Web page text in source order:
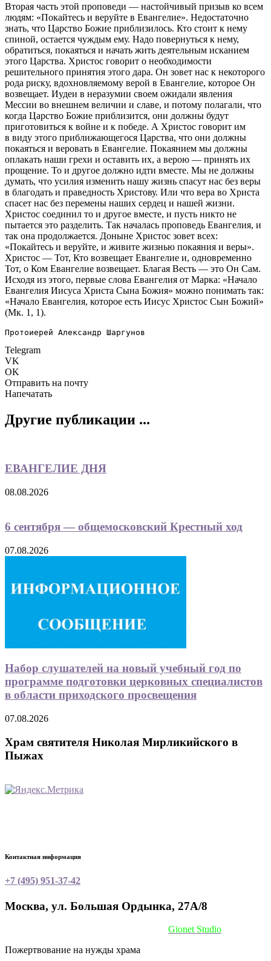
Вторая часть этой проповеди — настойчивый призыв ко всем
людям: «Покайтесь и веруйте в Евангелие». Недостаточно
знать, что Царство Божие приблизилось. Кто стоит к нему
спиной, остается чуждым ему. Надо повернуться к нему,
обратиться, покаяться и начать жить деятельным исканием
этого Царства. Христос говорит о необходимости
решительного принятия этого дара. Он зовет нас к некоторого
рода риску, вдохновляемому верой в Евангелие, которое Он
возвещает. Иудеи в неразумии своем ожидали явления
Мессии во внешнем величии и славе, и потому полагали, что
когда Царство Божие приблизится, они должны будут
приготовиться к войне и к победе. А Христос говорит им
в виду этого приближающегося Царства, что они должны
покаяться и веровать в Евангелие. Покаянием мы должны
оплакать наши грехи и оставить их, а верою — принять их
прощение. То и другое должно идти вместе. Мы не должны
думать, что усилия изменить нашу жизнь спасут нас без веры
в благодать и праведность Христову. Или что вера во Христа
спасет нас без перемены наших сердец и нашей жизни.
Христос соединил то и другое вместе, и пусть никто не
пытается это разделить. Так началась проповедь Евангелия, и
так она продолжается. Доныне Христос зовет всех:
«Покайтесь и веруйте, и живите жизнью покаяния и веры».
Христос — Тот, Кто возвещает Евангелие и, одновременно
Тот, о Ком Евангелие возвещает. Благая Весть — это Он Сам.
Исходя из этого, первые слова Евангелия от Марка: «Начало
Евангелия Иисуса Христа Сына Божия» можно понимать так:
«Начало Евангелия, которое есть Иисус Христос Сын Божий»
(Мк. 1, 1).
Протоиерей Александр Шаргунов
Telegram
VK
OK
Отправить на почту
Напечатать
Другие публикации ...
ЕВАНГЕЛИЕ ДНЯ
08.08.2026
6 сентября — общемосковский Крестный ход
07.08.2026
Набор слушателей на новый учебный год по
программе подготовки церковных специалистов
в области приходского просвещения
07.08.2026
Храм святителя Николая Мирликийского в
Пыжах
Контактная информация
+7 (495) 951-37-42
Москва, ул. Большая Ордынка, 27А/8
Gionet Studio
Пожертвование на нужды храма